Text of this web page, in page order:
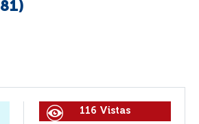
81)
116 Vistas